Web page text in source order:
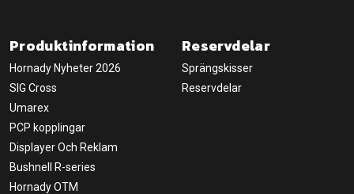
Produktinformation
Hornady Nyheter 2026
SIG Cross
Umarex
PCP kopplingar
Displayer Och Reklam
Bushnell R-series
Hornady OTM
Reservdelar
Sprängskisser
Reservdelar